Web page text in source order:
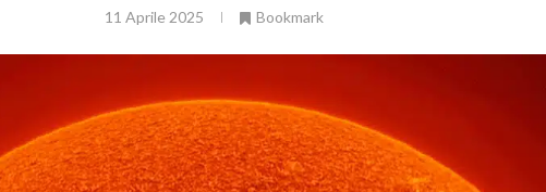
11 Aprile 2025 Bookmark